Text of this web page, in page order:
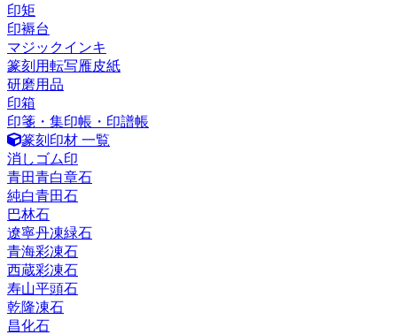
印矩
印褥台
マジックインキ
篆刻用転写雁皮紙
研磨用品
印箱
印箋・集印帳・印譜帳
篆刻印材 一覧
消しゴム印
青田青白章石
純白青田石
巴林石
遼寧丹凍緑石
青海彩凍石
西蔵彩凍石
寿山平頭石
乾隆凍石
昌化石